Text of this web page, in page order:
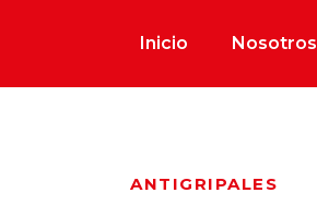
Inicio Nosotros
ANTIGRIPALES